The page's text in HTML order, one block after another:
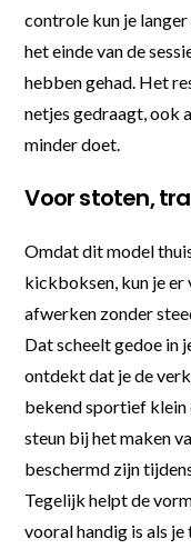
controle kun je
het einde van de
hebben gehad. Het
netjes gedraagt, ook
minder doet.
Voor stoten,
Omdat dit model
kickboksen, kun je
afwerken zonder
Dat scheelt gedoe in
ontdekt dat je de
bekend sportief klein
steun bij het maken
beschermd zijn
Tegelijk helpt de
vooral handig is als